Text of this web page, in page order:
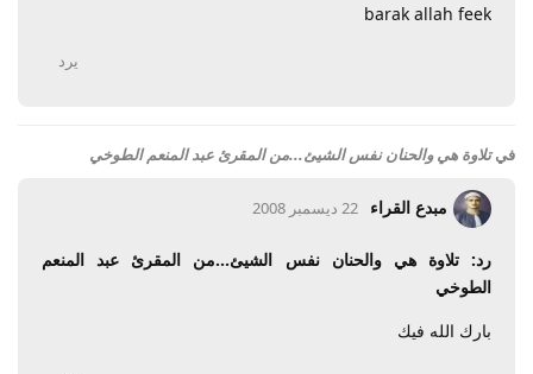
barak allah feek
يرد
فيتلاوة هي والحنان نفس الشيئ...من المقرئ عبد المنعم الطوخي
مبدع القراء 22 ديسمبر 2008
رد: تلاوة هي والحنان نفس الشيئ...من المقرئ عبد المنعم
الطوخي
بارك الله فيك